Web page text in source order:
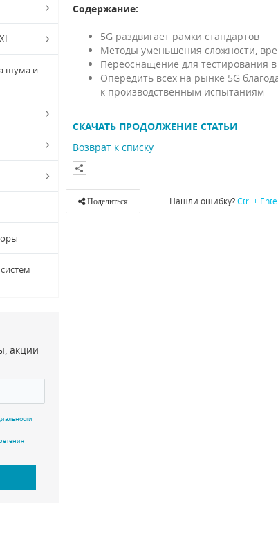
шума и
акции
Содержание:
5G раздвигает рамки стандартов
Методы уменьшения сложности,
Переоснащение для тестирования
Опередить всех на рынке 5G
к производственным испытаниям
СКАЧАТЬ ПРОДОЛЖЕНИЕ СТАТЬИ
Возврат к списку
Поделиться Нашли ошибку?Ctrl +